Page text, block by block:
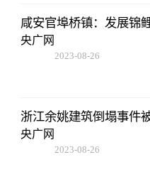
咸安官埠桥镇：发展锦
央广网
2023-08-26
浙江余姚建筑倒塌事件
央广网
2023-08-26